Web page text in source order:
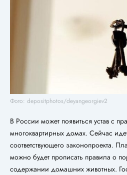
Фото: depositphotos/deyangeorgiev2
В России может появиться устав с
многоквартирных домах. Сейчас
соответствующего законопроекта.
можно будет прописать правила о
содержании домашних животных.